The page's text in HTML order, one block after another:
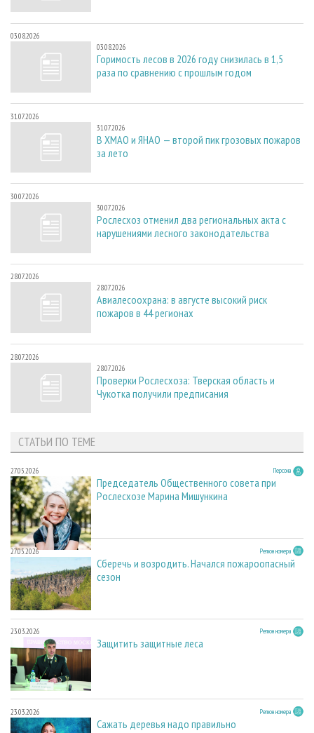
03.08.2026
03.08.2026
Горимость лесов в 2026 году снизилась в 1,5
раза по сравнению с прошлым годом
31.07.2026
31.07.2026
В ХМАО и ЯНАО — второй пик грозовых пожаров
за лето
30.07.2026
30.07.2026
Рослесхоз отменил два региональных акта с
нарушениями лесного законодательства
28.07.2026
28.07.2026
Авиалесоохрана: в августе высокий риск
пожаров в 44 регионах
28.07.2026
28.07.2026
Проверки Рослесхоза: Тверская область и
Чукотка получили предписания
СТАТЬИ ПО ТЕМЕ
27.05.2026 Персона
Председатель Общественного совета при
Рослесхозе Марина Мишункина
27.05.2026 Регион номера
Сберечь и возродить. Начался пожароопасный
сезон
23.03.2026 Регион номера
Защитить защитные леса
23.03.2026 Регион номера
Сажать деревья надо правильно